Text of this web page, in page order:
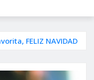
FELIZ NAVIDAD